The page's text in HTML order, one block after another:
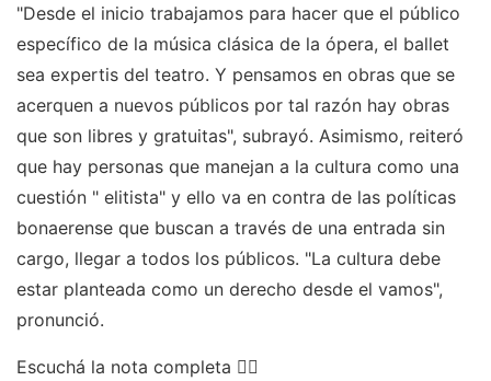
"Desde el inicio trabajamos para hacer que el público
específico de la música clásica de la ópera, el ballet
sea expertis del teatro. Y pensamos en obras que se
acerquen a nuevos públicos por tal razón hay obras
que son libres y gratuitas", subrayó. Asimismo, reiteró
que hay personas que manejan a la cultura como una
cuestión " elitista" y ello va en contra de las políticas
bonaerense que buscan a través de una entrada sin
cargo, llegar a todos los públicos. "La cultura debe
estar planteada como un derecho desde el vamos",
pronunció.
Escuchá la nota completa 👇🏽